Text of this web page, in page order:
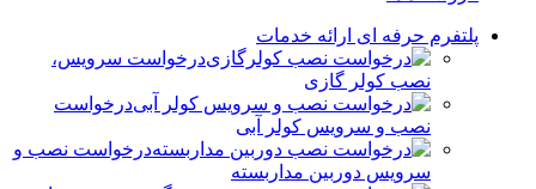
پلتفرم حرفه ای ارائه خدمات
درخواست سرویس،
نصب کولر گازی
درخواست
نصب و سرویس کولر آبی
درخواست نصب و
سرویس دوربین مداربسته